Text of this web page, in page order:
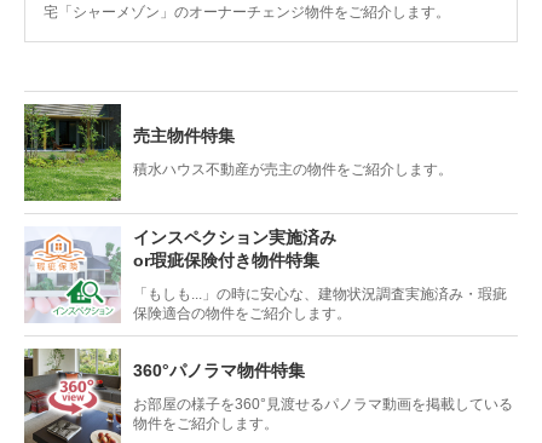
宅「シャーメゾン」のオーナーチェンジ物件をご紹介します。
売主物件特集
積水ハウス不動産が売主の物件をご紹介します。
インスペクション実施済み
or瑕疵保険付き物件特集
「もしも...」の時に安心な、 建物状況調査実施済み・瑕疵
保険適合の物件をご紹介します。
360°パノラマ物件特集
お部屋の様子を360°見渡せるパノラマ動画を掲載している
物件をご紹介します。